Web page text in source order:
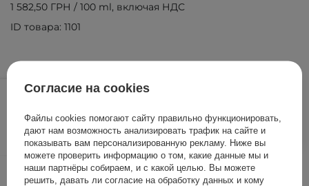
1 899,00 ГРН /
ДОБАВИТЬ В КОРЗИНУ
1 582,50 ГРН / 100 ml, включая НДС
ID товара: 1101
Другие клиенты также
Согласие на cookies
Файлы cookies помогают сайту правильно функционировать,
дают нам возможность анализировать трафик на сайте и
показывать вам персонализированную рекламу. Ниже вы
можете проверить информацию о том, какие данные мы и
наши партнёры собираем, и с какой целью. Вы можете
решить, давать ли согласие на обработку данных и кому